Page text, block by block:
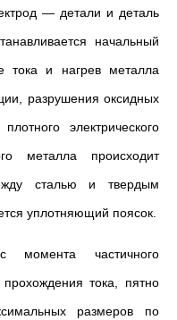
— детали и деталь
начальный
тока и нагрев металла
разрушения оксидных
электрического
металла происходит
сталью и твердым
уплотняющий поясок.
момента частичного
тока, пятно
размеров по